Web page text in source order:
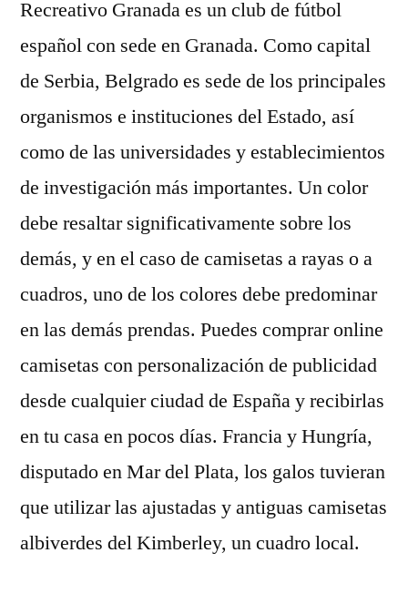
Recreativo Granada es un club de fútbol
español con sede en Granada. Como capital
de Serbia, Belgrado es sede de los principales
organismos e instituciones del Estado, así
como de las universidades y establecimientos
de investigación más importantes. Un color
debe resaltar significativamente sobre los
demás, y en el caso de camisetas a rayas o a
cuadros, uno de los colores debe predominar
en las demás prendas. Puedes comprar online
camisetas con personalización de publicidad
desde cualquier ciudad de España y recibirlas
en tu casa en pocos días. Francia y Hungría,
disputado en Mar del Plata, los galos tuvieran
que utilizar las ajustadas y antiguas camisetas
albiverdes del Kimberley, un cuadro local.